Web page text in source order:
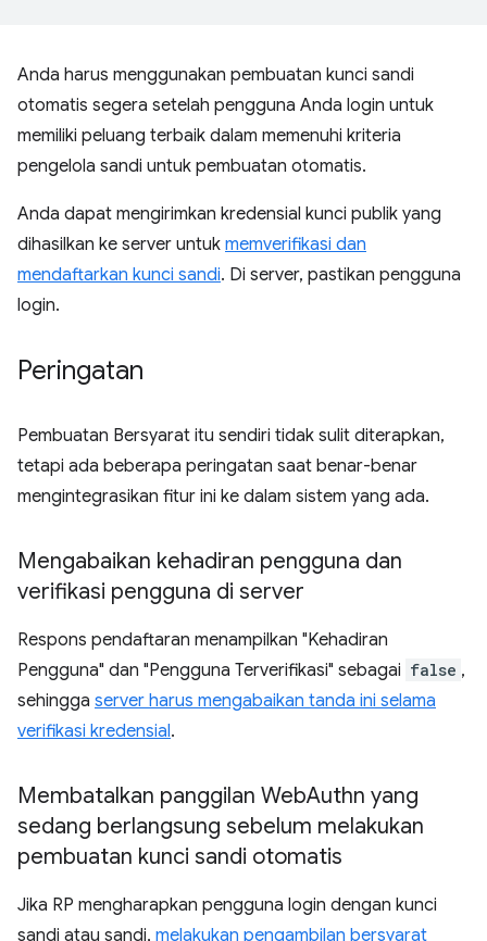
Anda harus menggunakan pembuatan kunci sandi
otomatis segera setelah pengguna Anda login untuk
memiliki peluang terbaik dalam memenuhi kriteria
pengelola sandi untuk pembuatan otomatis.
Anda dapat mengirimkan kredensial kunci publik yang
dihasilkan ke server untuk memverifikasi dan
mendaftarkan kunci sandi. Di server, pastikan pengguna
login.
Peringatan
Pembuatan Bersyarat itu sendiri tidak sulit diterapkan,
tetapi ada beberapa peringatan saat benar-benar
mengintegrasikan fitur ini ke dalam sistem yang ada.
Mengabaikan kehadiran pengguna dan
verifikasi pengguna di server
Respons pendaftaran menampilkan "Kehadiran
Pengguna" dan "Pengguna Terverifikasi" sebagai false ,
sehingga server harus mengabaikan tanda ini selama
verifikasi kredensial.
Membatalkan panggilan WebAuthn yang
sedang berlangsung sebelum melakukan
pembuatan kunci sandi otomatis
Jika RP mengharapkan pengguna login dengan kunci
sandi atau sandi, melakukan pengambilan bersyarat